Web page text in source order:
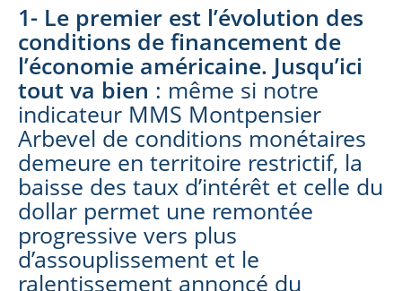
1- Le premier est l’évolution des
conditions de financement de
l’économie américaine. Jusqu’ici
tout va bien : même si notre
indicateur MMS Montpensier
Arbevel de conditions monétaires
demeure en territoire restrictif, la
baisse des taux d’intérêt et celle du
dollar permet une remontée
progressive vers plus
d’assouplissement et le
ralentissement annoncé du